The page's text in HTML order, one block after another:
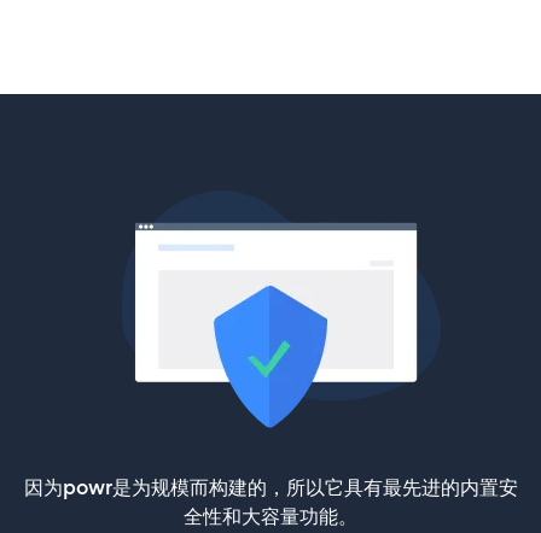
因为powr是为规模而构建的，所以它具有最先进的内置安
全性和大容量功能。